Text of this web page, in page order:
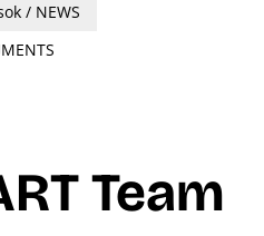
/ NEWS
Team